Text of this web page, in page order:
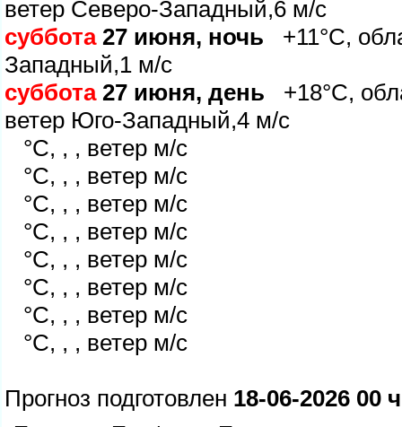
етер Северо-Западный,6 м/с
суббота27 июня, ночь +11°C,
Западный,1 м/с
суббота27 июня, день +18°C,
етер Юго-Западный,4 м/с
°C, , , ветер м/с
°C, , , ветер м/с
°C, , , ветер м/с
°C, , , ветер м/с
°C, , , ветер м/с
°C, , , ветер м/с
°C, , , ветер м/с
°C, , , ветер м/с
Прогноз подготовлен 18-06-2026 00 ч